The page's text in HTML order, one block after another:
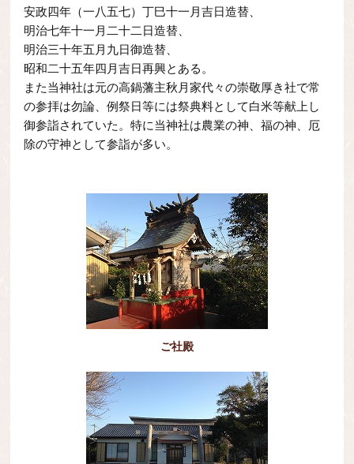
安政四年（一八五七）丁巳十一月吉日造替、
明治七年十一月二十二日造替、
明治三十年五月九日御造替、
昭和二十五年四月吉日再興とある。
また当神社は元の高鍋藩主秋月家代々の崇敬厚き社で常
の参拝は勿論、例祭日等には祭典料として白米等献上し
御参詣されていた。特に当神社は農業の神、福の神、厄
除の守神として参詣が多い。
ご社殿